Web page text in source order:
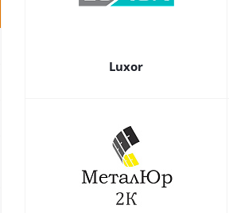
Luxor